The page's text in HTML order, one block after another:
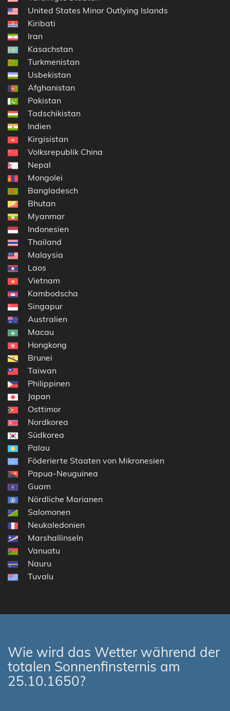
United States Minor Outlying Islands
Kiribati
Iran
Kasachstan
Turkmenistan
Usbekistan
Afghanistan
Pakistan
Tadschikistan
Indien
Kirgisistan
Volksrepublik China
Nepal
Mongolei
Bangladesch
Bhutan
Myanmar
Indonesien
Thailand
Malaysia
Laos
Vietnam
Kambodscha
Singapur
Australien
Macau
Hongkong
Brunei
Taiwan
Philippinen
Japan
Osttimor
Nordkorea
Südkorea
Palau
Föderierte Staaten von Mikronesien
Papua-Neuguinea
Guam
Nördliche Marianen
Salomonen
Neukaledonien
Marshallinseln
Vanuatu
Nauru
Tuvalu
Wie wird das Wetter während der
totalen Sonnenfinsternis am
25.10.1650?